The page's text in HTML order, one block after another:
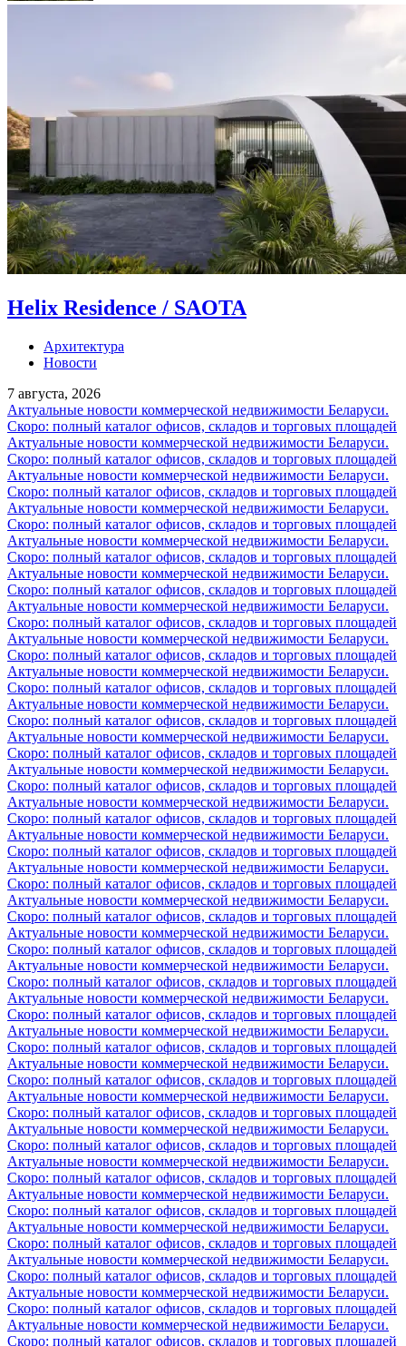
Helix Residence / SAOTA
Архитектура
Новости
7 августа, 2026
Актуальные новости коммерческой недвижимости Беларуси.
Скоро: полный каталог офисов, складов и торговых площадей
Актуальные новости коммерческой недвижимости Беларуси.
Скоро: полный каталог офисов, складов и торговых площадей
Актуальные новости коммерческой недвижимости Беларуси.
Скоро: полный каталог офисов, складов и торговых площадей
Актуальные новости коммерческой недвижимости Беларуси.
Скоро: полный каталог офисов, складов и торговых площадей
Актуальные новости коммерческой недвижимости Беларуси.
Скоро: полный каталог офисов, складов и торговых площадей
Актуальные новости коммерческой недвижимости Беларуси.
Скоро: полный каталог офисов, складов и торговых площадей
Актуальные новости коммерческой недвижимости Беларуси.
Скоро: полный каталог офисов, складов и торговых площадей
Актуальные новости коммерческой недвижимости Беларуси.
Скоро: полный каталог офисов, складов и торговых площадей
Актуальные новости коммерческой недвижимости Беларуси.
Скоро: полный каталог офисов, складов и торговых площадей
Актуальные новости коммерческой недвижимости Беларуси.
Скоро: полный каталог офисов, складов и торговых площадей
Актуальные новости коммерческой недвижимости Беларуси.
Скоро: полный каталог офисов, складов и торговых площадей
Актуальные новости коммерческой недвижимости Беларуси.
Скоро: полный каталог офисов, складов и торговых площадей
Актуальные новости коммерческой недвижимости Беларуси.
Скоро: полный каталог офисов, складов и торговых площадей
Актуальные новости коммерческой недвижимости Беларуси.
Скоро: полный каталог офисов, складов и торговых площадей
Актуальные новости коммерческой недвижимости Беларуси.
Скоро: полный каталог офисов, складов и торговых площадей
Актуальные новости коммерческой недвижимости Беларуси.
Скоро: полный каталог офисов, складов и торговых площадей
Актуальные новости коммерческой недвижимости Беларуси.
Скоро: полный каталог офисов, складов и торговых площадей
Актуальные новости коммерческой недвижимости Беларуси.
Скоро: полный каталог офисов, складов и торговых площадей
Актуальные новости коммерческой недвижимости Беларуси.
Скоро: полный каталог офисов, складов и торговых площадей
Актуальные новости коммерческой недвижимости Беларуси.
Скоро: полный каталог офисов, складов и торговых площадей
Актуальные новости коммерческой недвижимости Беларуси.
Скоро: полный каталог офисов, складов и торговых площадей
Актуальные новости коммерческой недвижимости Беларуси.
Скоро: полный каталог офисов, складов и торговых площадей
Актуальные новости коммерческой недвижимости Беларуси.
Скоро: полный каталог офисов, складов и торговых площадей
Актуальные новости коммерческой недвижимости Беларуси.
Скоро: полный каталог офисов, складов и торговых площадей
Актуальные новости коммерческой недвижимости Беларуси.
Скоро: полный каталог офисов, складов и торговых площадей
Актуальные новости коммерческой недвижимости Беларуси.
Скоро: полный каталог офисов, складов и торговых площадей
Актуальные новости коммерческой недвижимости Беларуси.
Скоро: полный каталог офисов, складов и торговых площадей
Актуальные новости коммерческой недвижимости Беларуси.
Скоро: полный каталог офисов, складов и торговых площадей
Актуальные новости коммерческой недвижимости Беларуси.
Скоро: полный каталог офисов, складов и торговых площадей